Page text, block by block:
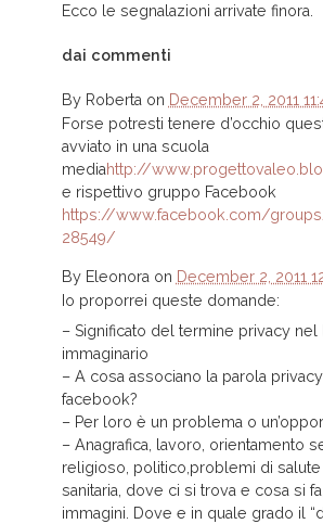
Ecco le segnalazioni arrivate finora.
dai commenti
By Roberta on December 2, 2011
Forse potresti tenere d’occhio
avviato in una scuola
mediahttp://
e rispettivo gruppo Facebook
https://www.facebook.com/
28549/
By Eleonora on December 2, 2011
Io proporrei queste domande:
– Significato del termine privacy nel
immaginario
– A cosa associano la parola
facebook?
– Per loro è un problema o
– Anagrafica, lavoro, orientamento
religioso, politico,problemi di
sanitaria, dove ci si trova e cosa si
immagini. Dove e in quale grado il